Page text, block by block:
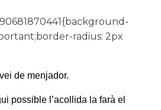
radius: 2px
de menjador.
possible l’acollida la farà el